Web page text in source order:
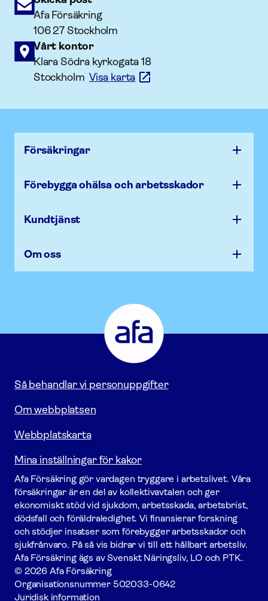
Afa Försäkring
106 27 Stockholm
Vårt kontor
Klara Södra kyrkogata 18
StockholmVisa karta
Försäk­ringar
Förebygga ohälsa och arbets­skador
Kundtjänst
Om oss
Försäkring
Gå
till
startsidan
Så behandlar vi personuppgifter
Om webbplatsen
Webbplatskarta
Mina inställningar för kakor
Afa För­säkring gör vardagen tryggare i arbetslivet. Våra
försäk­ringar är en del av kollektivavtalen och ger
ekonomiskt stöd vid sjukdom, arbetsskada, arbetsbrist,
dödsfall och föräldraledighet. Vi finansierar forskning
och stödjer insatser som förebygger arbets­skador och
sjukfrånvaro. På så vis bidrar vi till ett hållbart arbetsliv.
Afa För­säkring ägs av Svenskt Näringsliv, LO och PTK.
© 2026 Afa Försäkring
Organisationsnummer 502033-0642
Juridisk information